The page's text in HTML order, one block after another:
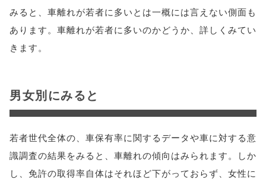
みると、車離れが若者に多いとは一概には言えない側面も
あります。車離れが若者に多いのかどうか、詳しくみてい
きます。
男女別にみると
若者世代全体の、車保有率に関するデータや車に対する意
識調査の結果をみると、車離れの傾向はみられます。しか
し、免許の取得率自体はそれほど下がっておらず、女性に